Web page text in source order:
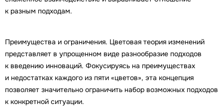
к разным подходам.
Преимущества и ограничения. Цветовая теория изменений
представляет в упрощенном виде разнообразие подходов
к введению инноваций. Фокусируясь на преимуществах
и недостатках каждого из пяти «цветов», эта концепция
позволяет значительно ограничить набор возможных подходов
к конкретной ситуации.